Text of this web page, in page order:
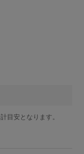
目安となります。